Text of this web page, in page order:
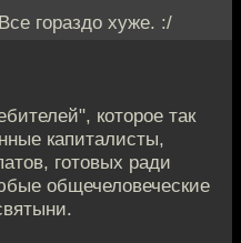
гораздо хуже. :/
которое так
капиталисты,
готовых ради
общечеловеческие